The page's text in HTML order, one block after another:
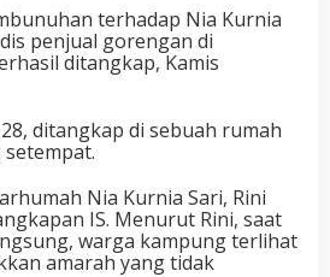
terhadap Nia Kurnia
penjual gorengan di
ditangkap, Kamis
ditangkap di sebuah rumah
Nia Kurnia Sari, Rini
IS. Menurut Rini, saat
warga kampung terlihat
amarah yang tidak